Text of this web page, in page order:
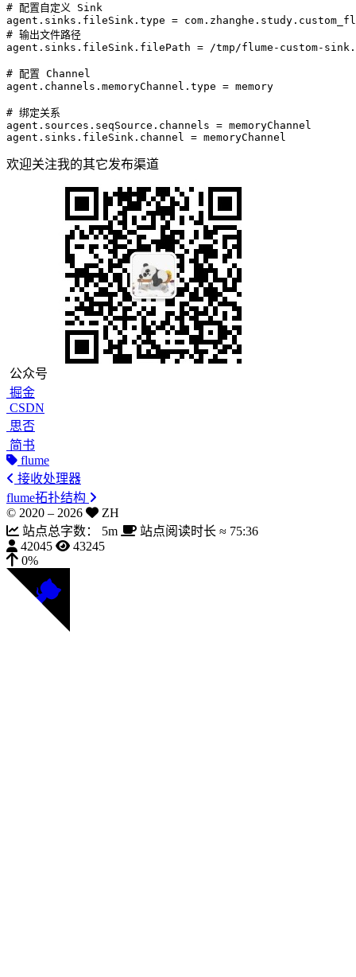
# 配置自定义 Sink
agent.sinks.fileSink.type =
# 输出文件路径
agent.sinks.fileSink.filePath = /tmp/flume-custom-
# 配置 Channel
agent.channels.memoryChannel.type = memory
# 绑定关系
agent.sources.seqSource.channels = memoryChannel
agent.sinks.fileSink.channel
= memoryChannel
欢迎关注我的其它发布渠道
公众号
掘金
CSDN
思否
简书
flume
接收处理器
flume拓扑结构
© 2020 – 2026
ZH
站点总字数：
5m 站点阅读时长 ≈ 75:36
42045
43245
0%